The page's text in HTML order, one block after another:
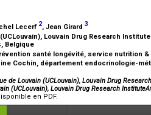
Lecerf 2, Jean Girard 3
Louvain Drug Research
Belgique
santé longévité, service nutrition
Cochin, département endocrinologie-
de Louvain (UCLouvain), Louvain Drug
(UCLouvain), Louvain Drug Research
en PDF.